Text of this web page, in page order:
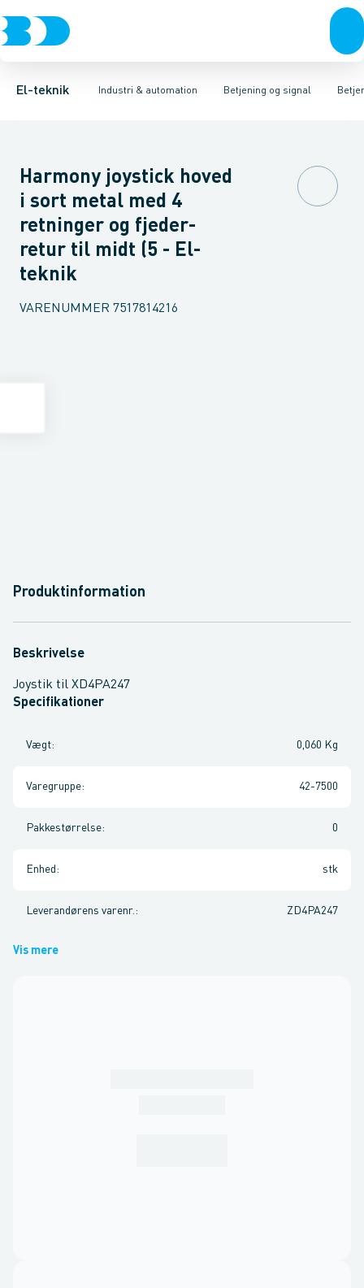
El-teknik Industri & automation
Afbrydere, stikkontakter & lampeudtagForgreningsmateriel
Betjening og signal
Industristiksystemer Frekvensomformere og softstartere
TrykknaphovedLystårn element, optiskTilslutningsmodul
Harmony joystick hoved
i sort metal med 4
retninger og fjeder-
retur til midt (5 - El-
teknik
VARENUMMER 7517814216
Produktinformation
Beskrivelse
Joystik til XD4PA247
Specifikationer
Vægt: 0,060 Kg
Varegruppe: 42-7500
Pakkestørrelse: 0
Enhed : stk
Leverandørens varenr. : ZD4PA247
Vis mere